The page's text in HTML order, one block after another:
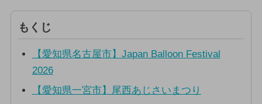
もくじ
【愛知県名古屋市】Japan Balloon Festival
2026
【愛知県一宮市】尾西あじさいまつり